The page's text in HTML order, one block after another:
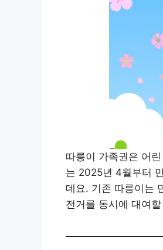
따릉이 가족권은 어
는 2025년 4월부터
데요. 기존 따릉이는
전거를 동시에 대여